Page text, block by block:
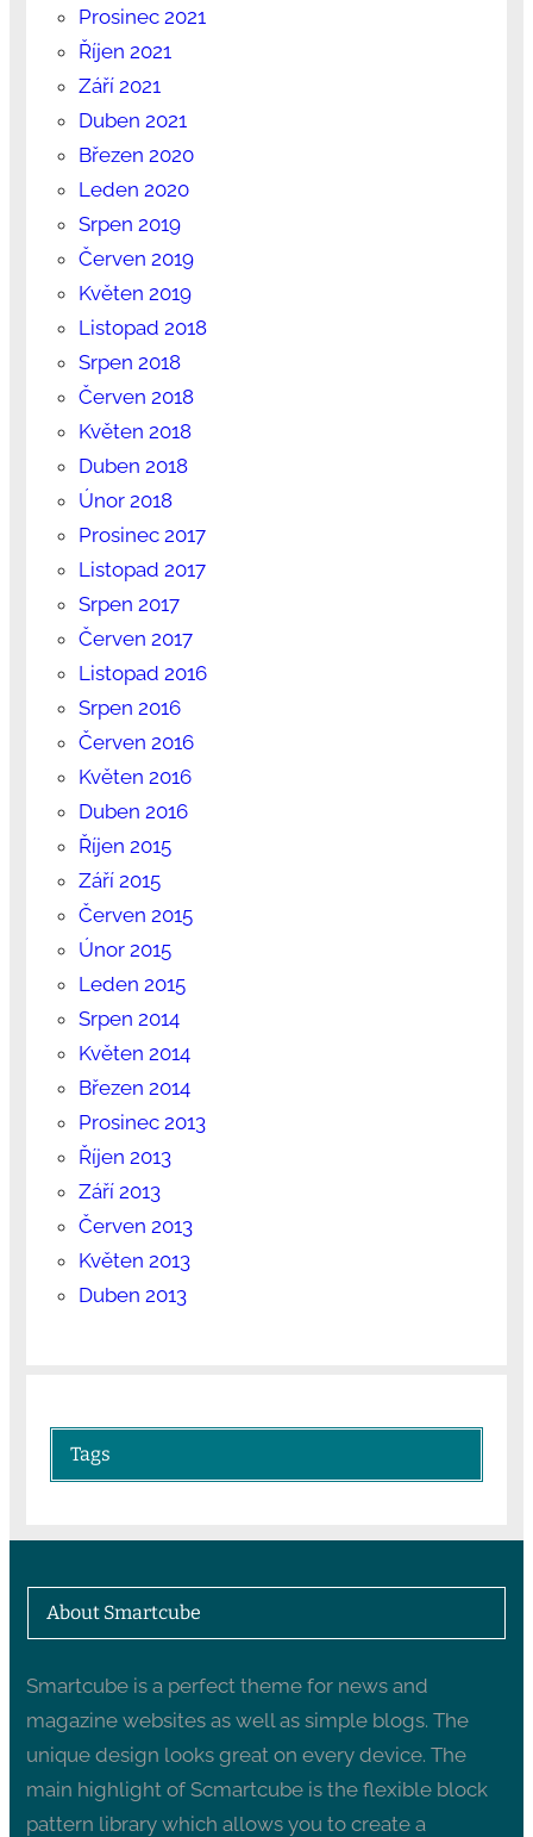
Prosinec 2021
Říjen 2021
Září 2021
Duben 2021
Březen 2020
Leden 2020
Srpen 2019
Červen 2019
Květen 2019
Listopad 2018
Srpen 2018
Červen 2018
Květen 2018
Duben 2018
Únor 2018
Prosinec 2017
Listopad 2017
Srpen 2017
Červen 2017
Listopad 2016
Srpen 2016
Červen 2016
Květen 2016
Duben 2016
Říjen 2015
Září 2015
Červen 2015
Únor 2015
Leden 2015
Srpen 2014
Květen 2014
Březen 2014
Prosinec 2013
Říjen 2013
Září 2013
Červen 2013
Květen 2013
Duben 2013
Tags
About Smartcube
Smartcube is a perfect theme for news and
magazine websites as well as simple blogs. The
unique design looks great on every device. The
main highlight of Scmartcube is the flexible block
pattern library which allows you to create a